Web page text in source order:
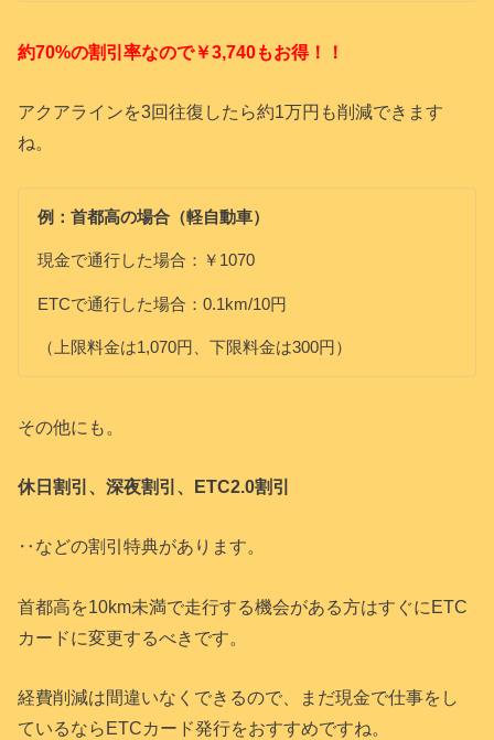
約70%の割引率なので￥3,740もお得！！
アクアラインを3回往復したら約1万円も削減できます
ね。
例：首都高の場合（軽自動車）
現金で通行した場合：￥1070
ETCで通行した場合：0.1km/10円
（上限料金は1,070円、下限料金は300円）
その他にも。
休日割引、深夜割引、ETC2.0割引
‥などの割引特典があります。
首都高を10km未満で走行する機会がある方はすぐにETC
カードに変更するべきです。
経費削減は間違いなくできるので、まだ現金で仕事をし
ているならETCカード発行をおすすめですね。